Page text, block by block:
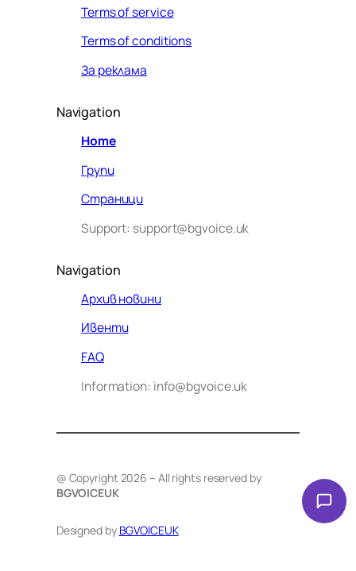
Terms of service
Terms of conditions
За реклама
Navigation
Home
Групи
Страници
Support: support@bgvoice.uk
Navigation
Архив новини
Ивенти
FAQ
Information: info@bgvoice.uk
@ Copyright 2026 – All rights reserved by
BGVOICEUK
Designed by BGVOICEUK
VOICE UK. С какво мога да